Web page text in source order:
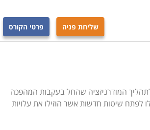
הקורס להיות מוכן לקראת עבודה
חברות מסוימות ולהתחיל לרכוש
כפר סבא ועוד מקומות רבים נוספים
שליחת פניה פרטי הקורס
המודרניזציה שהחל בעקבות המהפכה
לפתח שיטות חדשות אשר הוזילו את עלויות